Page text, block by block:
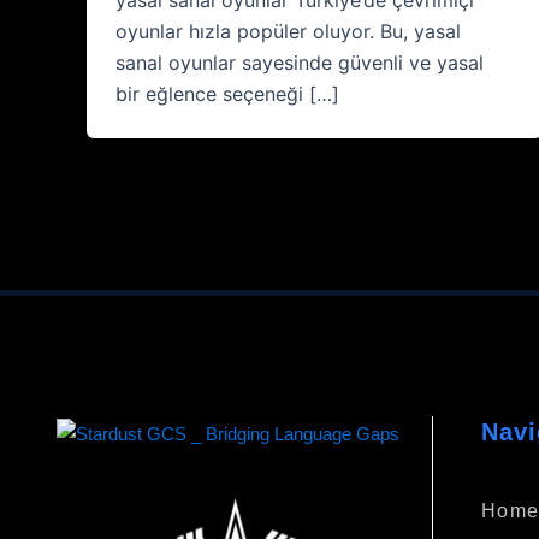
oyunlar hızla popüler oluyor. Bu, yasal
sanal oyunlar sayesinde güvenli ve yasal
bir eğlence seçeneği […]
Home